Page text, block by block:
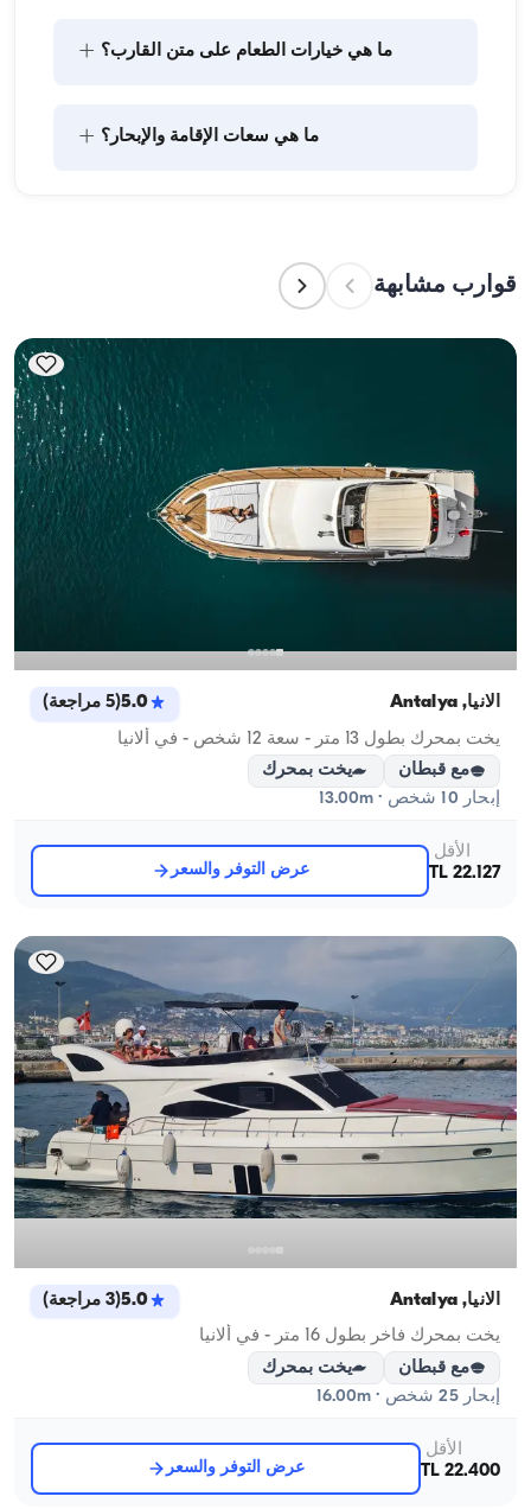
ما هي خيارات الطعام على متن القارب؟ +
ما هي سعات الإقامة والإبحار؟ +
للإيجارات اليومية، فتنطبق سعة الإبحار.
قوارب مشابهة
ألانيا, Antalya 5.0
(
5 مراجعة)
يخت بمحرك بطول 13 متر - سعة 12 شخص - في ألانيا
مع قبطان
يخت بمحرك
إبحار 10 شخص · 13.00m
الأقل
22.127 TL
عرض التوفر والسعر
ألانيا, Antalya 5.0
(
3 مراجعة)
يخت بمحرك فاخر بطول 16 متر - في ألانيا
مع قبطان
يخت بمحرك
إبحار 25 شخص · 16.00m
الأقل
22.400 TL
عرض التوفر والسعر